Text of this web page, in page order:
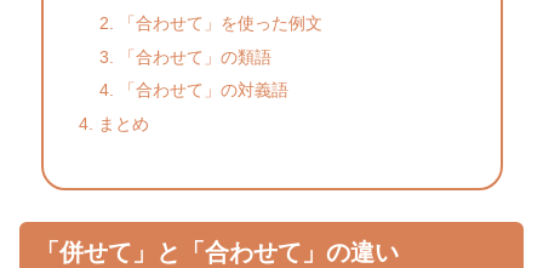
「合わせて」を使った例文
「合わせて」の類語
「合わせて」の対義語
まとめ
「併せて」と「合わせて」の違い